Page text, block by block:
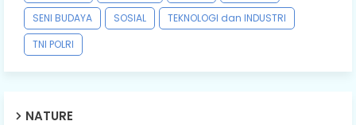
SENI BUDAYA
SOSIAL
TEKNOLOGI dan INDUSTRI
TNI POLRI
NATURE